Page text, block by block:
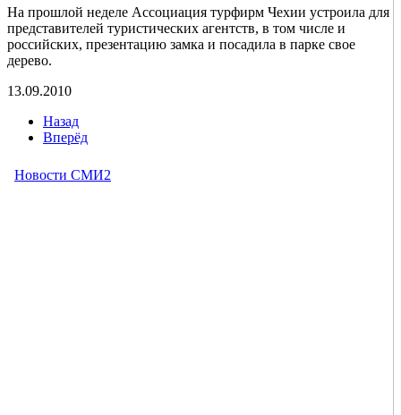
На прошлой неделе Ассоциация турфирм Чехии устроила для
представителей туристических агентств, в том числе и
российских, презентацию замка и посадила в парке свое
дерево.
13.09.2010
Назад
Вперёд